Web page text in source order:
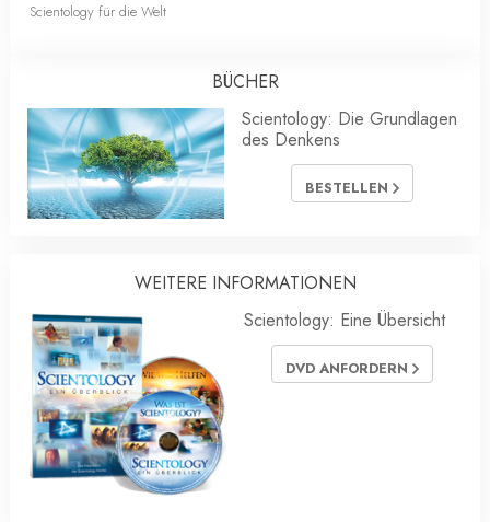
Scientology für die Welt
BÜCHER
Scientology: Die Grundlagen
des Denkens
BESTELLEN
WEITERE INFORMATIONEN
Scientology: Eine Übersicht
DVD ANFORDERN